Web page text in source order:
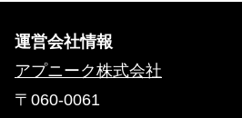
運営会社情報
アプニーク株式会社
〒060-0061